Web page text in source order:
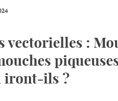
vectorielles :
iront-ils ?